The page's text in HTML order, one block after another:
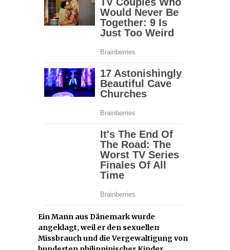
Ein Mann aus Dänemark wurde
angeklagt, weil er den sexuellen
Missbrauch und die Vergewaltigung von